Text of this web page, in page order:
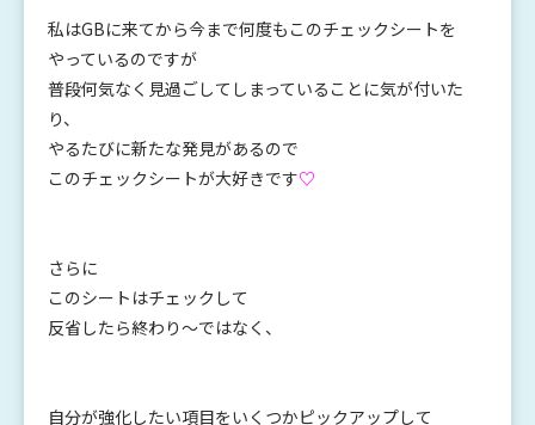
私はGBに来てから今まで何度もこのチェックシートを
やっているのですが
普段何気なく見過ごしてしまっていることに気が付いた
り、
やるたびに新たな発見があるので
このチェックシートが大好きです♡
さらに
このシートはチェックして
反省したら終わり～ではなく、
自分が強化したい項目をいくつかピックアップして